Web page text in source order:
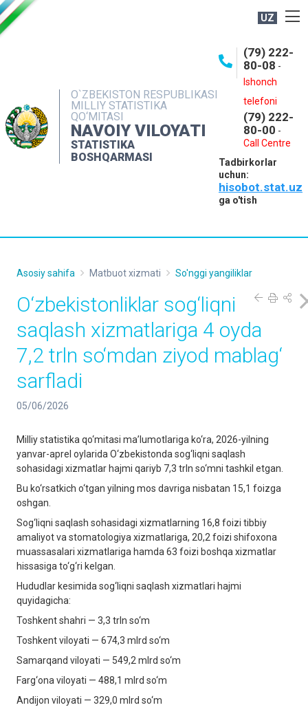
UZ
O`ZBEKISTON RESPUBLIKASI
MILLIY STATISTIKA
QO‘MITASI
NAVOIY VILOYATI
STATISTIKA
BOSHQARMASI
(79) 222-
80-08 -
Ishonch
telefoni
(79) 222-
80-00 -
Call Centre
Tadbirkorlar
uchun:
hisobot.stat.uz
ga o'tish
OCHIQ MA'LUMOTLAR
INTERAKTIV XIZMATLAR
MUROJAATLAR
Asosiy sahifa Matbuot xizmati So'nggi yangiliklar
O‘zbekistonliklar sog‘liqni
saqlash xizmatlariga 4 oyda
7,2 trln so‘mdan ziyod mablag‘
sarfladi
05/06/2026
Milliy statistika qo‘mitasi ma’lumotlariga ko‘ra, 2026-yilning
yanvar-aprel oylarida O‘zbekistonda sog‘liqni saqlash
sohasidagi xizmatlar hajmi qariyb 7,3 trln so‘mni tashkil etgan.
Bu ko‘rsatkich o‘tgan yilning mos davriga nisbatan 15,1 foizga
oshgan.
Sog‘liqni saqlash sohasidagi xizmatlarning 16,8 foizi tibbiy
amaliyot va stomatologiya xizmatlariga, 20,2 foizi shifoxona
muassasalari xizmatlariga hamda 63 foizi boshqa xizmatlar
hissasiga to‘g‘ri kelgan.
Hududlar kesimida sog‘liqni saqlash xizmatlari hajmi
quyidagicha:
Toshkent shahri — 3,3 trln so‘m
Toshkent viloyati — 674,3 mlrd so‘m
Samarqand viloyati — 549,2 mlrd so‘m
Farg‘ona viloyati — 488,1 mlrd so‘m
Andijon viloyati — 329,0 mlrd so‘m